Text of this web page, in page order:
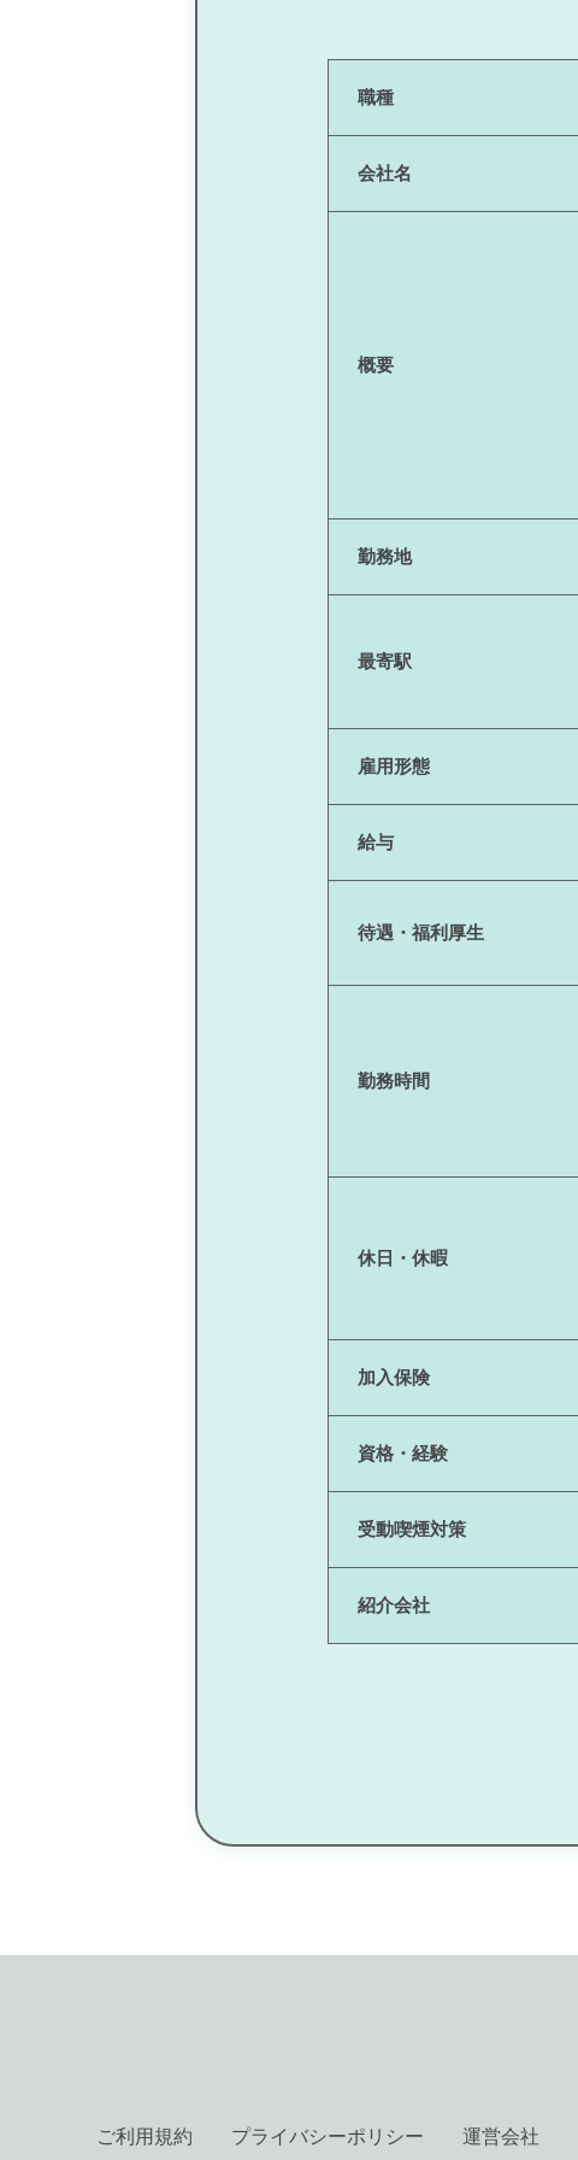
職種
会社名
概要
勤務地
最寄駅
雇用形態
給与
待遇・福利厚生
勤務時間
休日・休暇
加入保険
資格・経験
受動喫煙対策
紹介会社
ご利用規約 プライバシーポリシー 運営会社